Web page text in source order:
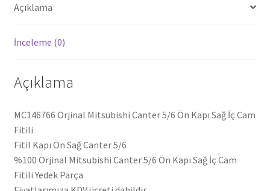
adet
Açıklama
İnceleme (0)
Açıklama
MC146766 Orjinal Mitsubishi Canter 5/6 Ön Kapı Sağ İç Cam
Fitili
Fitil Kapı Ön Sağ Canter 5/6
%100 Orjinal Mitsubishi Canter 5/6 Ön Kapı Sağ İç Cam
Fitili Yedek Parça